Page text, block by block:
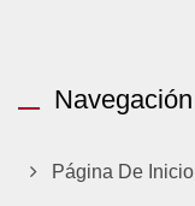
Navegación
Página De Inicio